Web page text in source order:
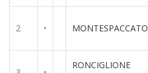
2 • MONTESPACCATO
RONCIGLIONE